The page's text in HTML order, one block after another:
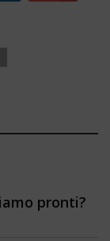
pronti?